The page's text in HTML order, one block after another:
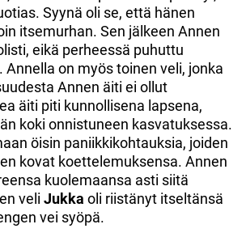
Syynä oli se, että hänen
itsemurhan. Sen jälkeen Annen
eikä perheessä puhuttu
Annella on myös toinen veli, jonka
Annen äiti ei ollut
äiti piti kunnollisena lapsena,
koki onnistuneen kasvatuksessa.
öisin paniikkikohtauksia, joiden
kovat koettelemuksensa. Annen
kuolemaansa asti siitä
veli Jukka oli riistänyt itseltänsä
vei syöpä.